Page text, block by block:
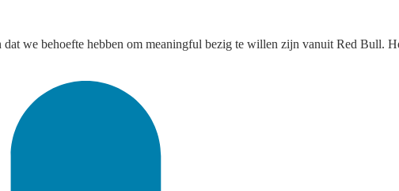
we behoefte hebben om meaningful bezig te willen zijn vanuit Red Bull.